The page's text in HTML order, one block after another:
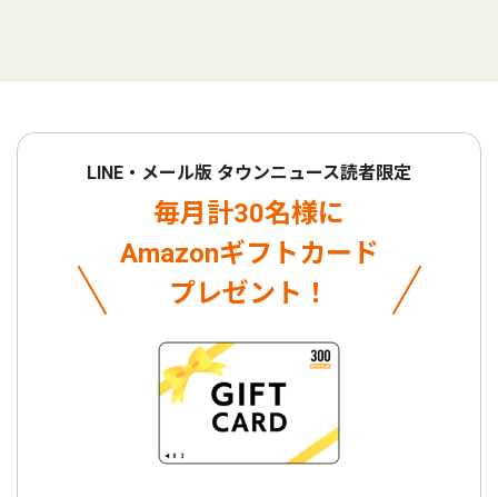
LINE・メール版 タウンニュース読者限定
毎月計30名様に
Amazonギフトカード
プレゼント！